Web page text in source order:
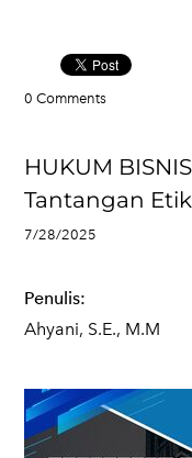
0 Comments
HUKUM
Tantangan
7/28/2025
Penulis:
Ahyani, S.E., M.M